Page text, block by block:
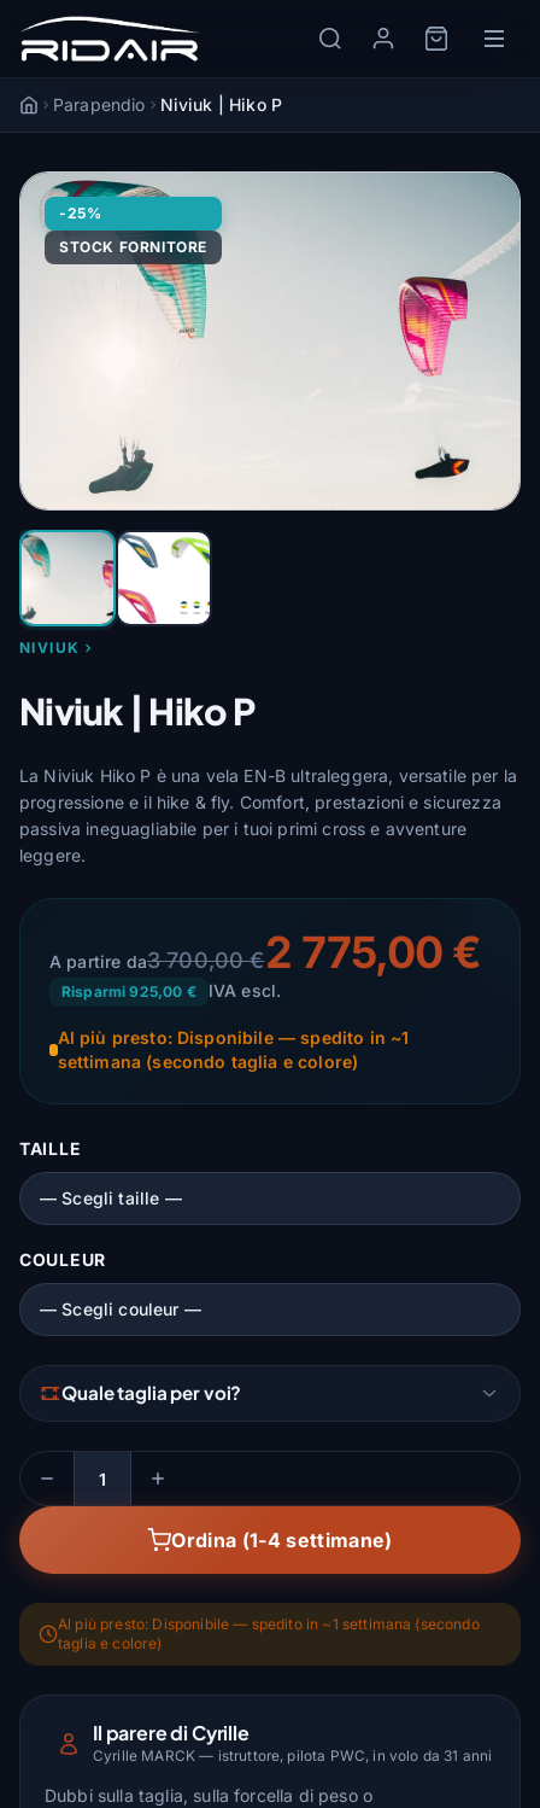
AccueilParapendio Niviuk | Hiko P
-25%
STOCK FORNITORE
NIVIUK
Niviuk | Hiko P
La Niviuk Hiko P è una vela EN-B ultraleggera, versatile per la
progressione e il hike & fly. Comfort, prestazioni e sicurezza
passiva ineguagliabile per i tuoi primi cross e avventure
leggere.
A partire da3 700,00 €2 775,00 €
Risparmi 925,00 € IVA escl.
Al più presto: Disponibile — spedito in ~1
settimana (secondo taglia e colore)
TAILLE
COULEUR
Quale taglia per voi?
Quantità
Ordina (1-4 settimane)
Al più presto: Disponibile — spedito in ~1 settimana (secondo
taglia e colore)
Il parere di Cyrille
Cyrille MARCK — istruttore, pilota PWC, in volo da 31 anni
Dubbi sulla taglia, sulla forcella di peso o